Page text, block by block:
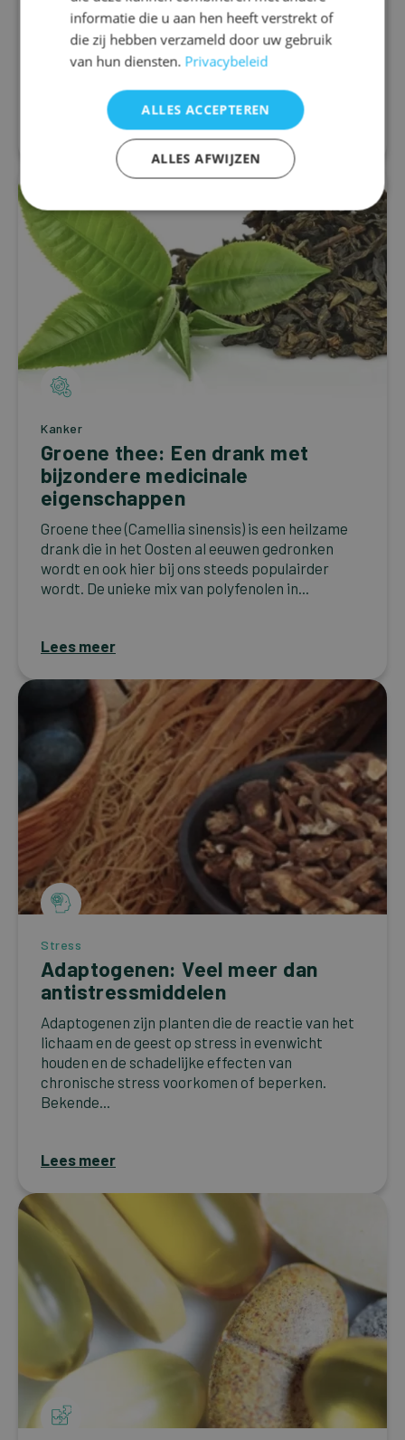
Migraine is een neurologische aandoening die
wordt gekenmerkt door terugkerende aanvallen
van ernstige hoofdpijn die gepaard kunnen gaan
met misselijkheid, een pijnlijke of stijve...
Lees meer
Kanker
Groene thee: Een drank met
bijzondere medicinale
eigenschappen
Groene thee (Camellia sinensis) is een heilzame
drank die in het Oosten al eeuwen gedronken
wordt en ook hier bij ons steeds populairder
wordt. De unieke mix van polyfenolen in...
Lees meer
Stress
Adaptogenen: Veel meer dan
antistressmiddelen
Adaptogenen zijn planten die de reactie van het
lichaam en de geest op stress in evenwicht
houden en de schadelijke effecten van
chronische stress voorkomen of beperken.
Bekende...
Lees meer
informatie die u aan hen heeft verstrekt of
die zij hebben verzameld door uw gebruik
van hun diensten. Privacybeleid
ALLES ACCEPTEREN
ALLES AFWIJZEN